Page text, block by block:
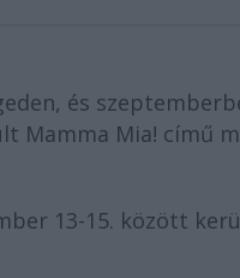
és
Mamma Mia! című
13-15. között